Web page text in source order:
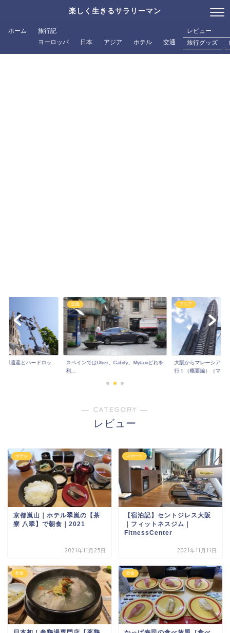
楽しく生きるサラリーマン
ホーム
旅行記
ヨーロッパ
日本 アジア ホテル 交通
レビュー
旅行グッズ
界遺産とハードロッ
交通
スペインではUber、Cabify、Mytaxiどれを
利...
アジア
大阪からマレーシア！
行！（概要編）（マレ...
― CATEGORY ―
レビュー
ホテル
京都嵐山｜ホテル翠嵐の【茶
寮 八翠】で朝食｜2021
2021年11月25日
スポーツ
【宿泊記】セントジレス大阪
｜フィットネスジム｜
FitnessCenter
2021年11月11日
飲食 飲食